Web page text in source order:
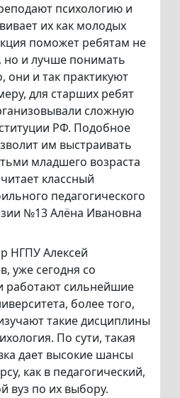
психологию и
их как молодых
поможет ребятам не
но и лучше понимать
они и так практикуют
для старших ребят
сложную
РФ. Подобное
им выстраивать
младшего возраста
классный
педагогического
№13 Алёна Ивановна
НГПУ Алексей
уже сегодня со
работают сильнейшие
более того,
такие дисциплины
По сути, такая
дает высокие шансы
как в педагогический,
вуз по их выбору.